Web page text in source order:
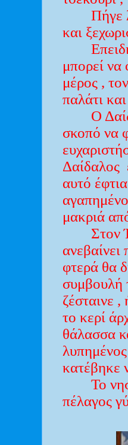
Πήγε
και
μπορεί να
μέρος ,
παλάτι
Ο
σκοπό να
Δαίδαλος
αυτό
μακριά
Στον
ανεβαίνει
φτερά θα
συμβουλή
ζέσταινε
το κερί
θάλασσα
κατέβηκε
Το
πέλαγος